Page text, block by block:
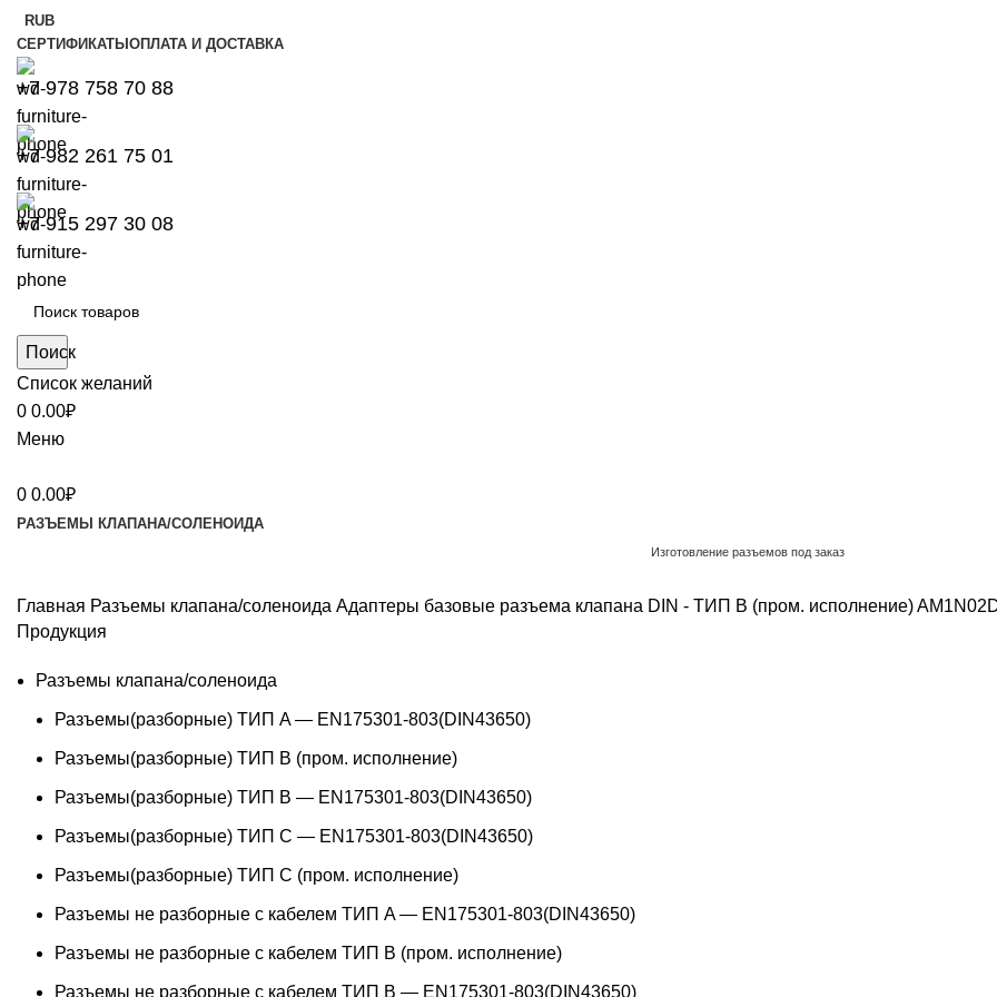
RUB
СЕРТИФИКАТЫОПЛАТА И ДОСТАВКА
+7 978 758 70 88
+7 982 261 75 01
+7 915 297 30 08
Поиск
Список желаний
0 0.00₽
Меню
0 0.00₽
РАЗЪЕМЫ КЛАПАНА/СОЛЕНОИДА
Изготовление разъемов под заказ
Главная Разъемы клапана/соленоида Адаптеры базовые разъема клапана DIN - ТИП B (пром. исполнение)
Продукция
Разъемы клапана/соленоида
Разъемы(разборные) ТИП A — EN175301-803(DIN43650)
Разъемы(разборные) ТИП В (пром. исполнение)
Разъемы(разборные) ТИП B — EN175301-803(DIN43650)
Разъемы(разборные) ТИП C — EN175301-803(DIN43650)
Разъемы(разборные) ТИП С (пром. исполнение)
Разъемы не разборные с кабелем ТИП A — EN175301-803(DIN43650)
Разъемы не разборные с кабелем ТИП B (пром. исполнение)
Разъемы не разборные с кабелем ТИП B — EN175301-803(DIN43650)